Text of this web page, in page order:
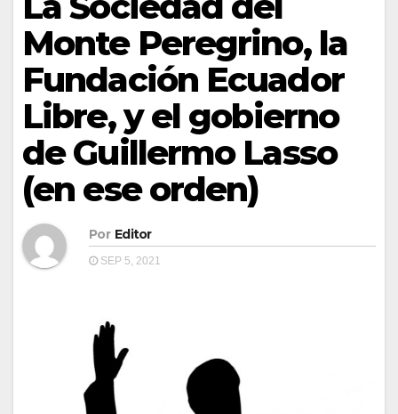
Monte Peregrino, la
Fundación Ecuador
Libre, y el gobierno
de Guillermo Lasso
(en ese orden)
Por Editor
SEP 5, 2021